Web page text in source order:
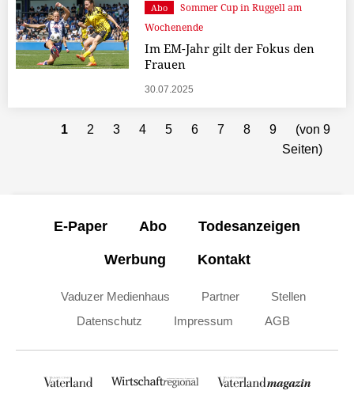
Abo
Sommer Cup in Ruggell am
Wochenende
Im EM-Jahr gilt der Fokus den
Frauen
30.07.2025
1 2 3 4 5 6 7 8 9
(von 9
Seiten)
E-Paper Abo Todesanzeigen
Werbung Kontakt
Vaduzer Medienhaus Partner
Stellen
Datenschutz
Impressum AGB